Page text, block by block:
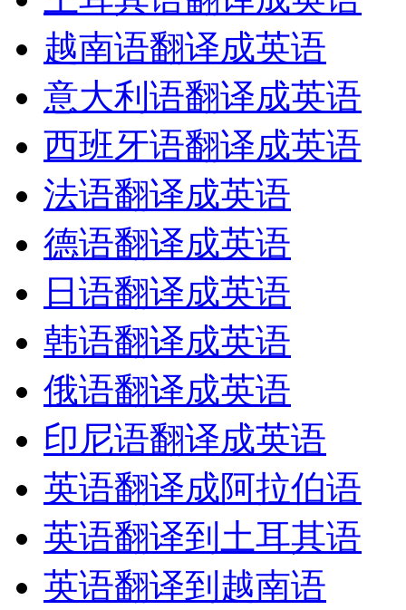
越南语翻译成英语
意大利语翻译成英语
西班牙语翻译成英语
法语翻译成英语
德语翻译成英语
日语翻译成英语
韩语翻译成英语
俄语翻译成英语
印尼语翻译成英语
英语翻译成阿拉伯语
英语翻译到土耳其语
英语翻译到越南语